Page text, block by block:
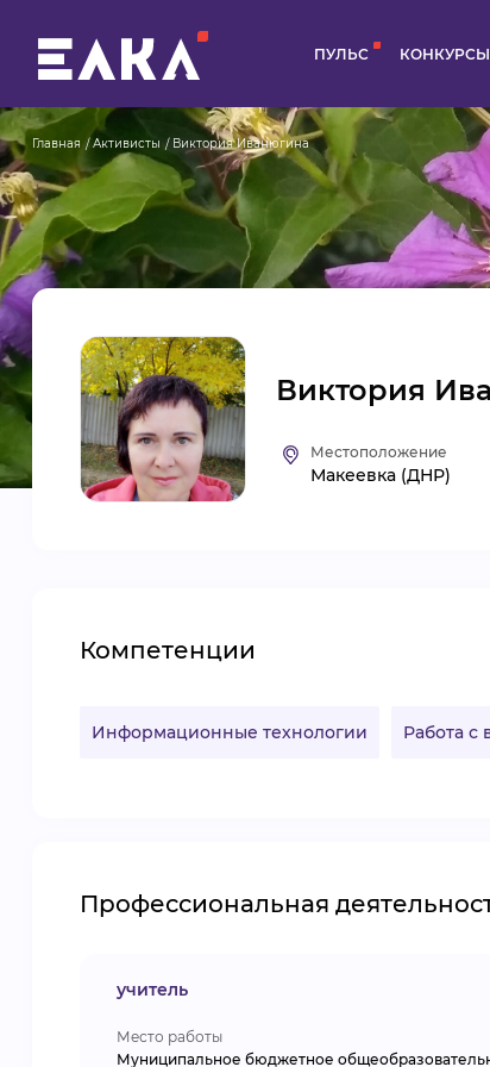
ПУЛЬС КОНКУРСЫ
Главная Активисты Виктория Иванюгина
Виктория
Местоположение
Макеевка (ДНР)
Компетенции
Информационные технологии Работа с
Профессиональная
учитель
Место работы
Муниципальное бюджетное